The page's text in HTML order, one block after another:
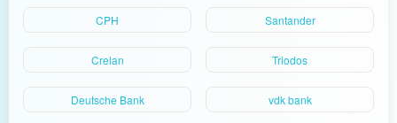
CPH
Crelan
Deutsche Bank
Santander
Triodos
vdk bank